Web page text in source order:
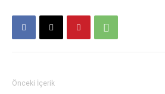
Önceki İçerik